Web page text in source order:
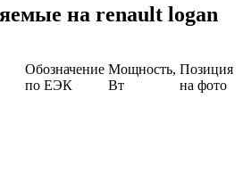
на renault logan
Обозначение
по ЕЭК
Мощность,
Вт
Позиция
на фото